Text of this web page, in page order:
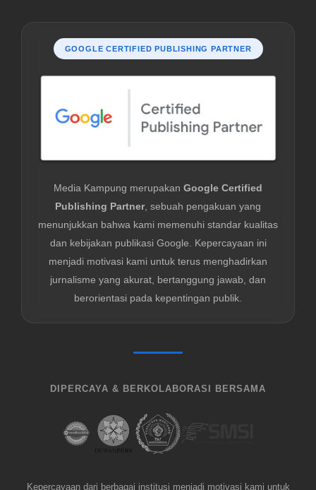
GOOGLE CERTIFIED PUBLISHING PARTNER
Media Kampung merupakan Google Certified
Publishing Partner, sebuah pengakuan yang
menunjukkan bahwa kami memenuhi standar kualitas
dan kebijakan publikasi Google. Kepercayaan ini
menjadi motivasi kami untuk terus menghadirkan
jurnalisme yang akurat, bertanggung jawab, dan
berorientasi pada kepentingan publik.
DIPERCAYA & BERKOLABORASI BERSAMA
Kepercayaan dari berbagai institusi menjadi motivasi kami untuk